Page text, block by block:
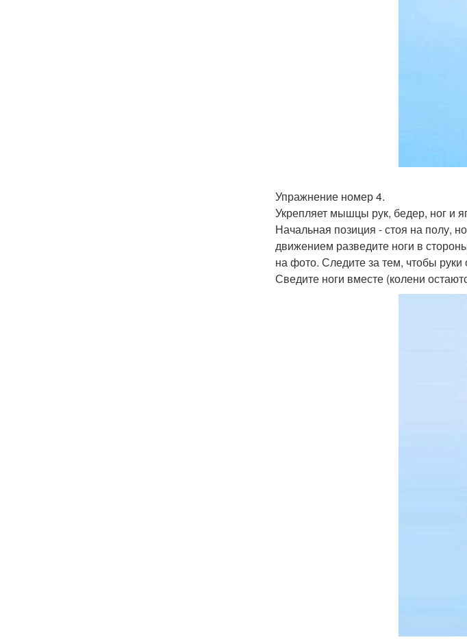
Упражнение номер 4.
Укрепляет мышцы рук, бедер, ног и
Начальная позиция - стоя на полу,
движением разведите ноги в
на фото. Следите за тем, чтобы
Сведите ноги вместе (колени